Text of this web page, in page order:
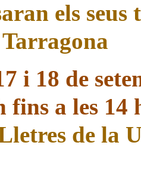
els
i 18 de
fins a les
de la